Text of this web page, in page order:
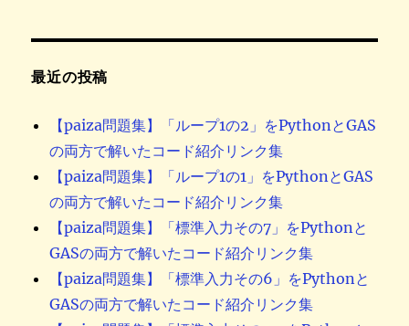
最近の投稿
【paiza問題集】「ループ1の2」をPythonとGAS
の両方で解いたコード紹介リンク集
【paiza問題集】「ループ1の1」をPythonとGAS
の両方で解いたコード紹介リンク集
【paiza問題集】「標準入力その7」をPythonと
GASの両方で解いたコード紹介リンク集
【paiza問題集】「標準入力その6」をPythonと
GASの両方で解いたコード紹介リンク集